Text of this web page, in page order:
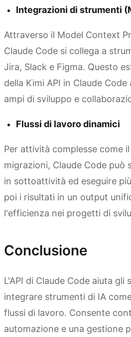
Integrazioni di strumenti
Attraverso il Model Context
Claude Code si collega a
Jira, Slack e Figma. Questo
della Kimi API in Claude
ampi di sviluppo e
Flussi di lavoro dinamici
Per attività complesse come
migrazioni, Claude Code può
in sottoattività ed eseguire
poi i risultati in un output
l'efficienza nei progetti di
Conclusione
L'API di Claude Code aiuta gli
integrare strumenti di IA
flussi di lavoro. Consente
automazione e una gestione